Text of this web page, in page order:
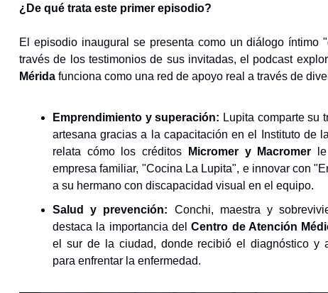
¿De qué trata este primer episodio?
El episodio inaugural se presenta como un diálogo íntimo
través de los testimonios de sus invitadas, el podcast
Mérida funciona como una red de apoyo real a través de
Emprendimiento y superación: Lupita comparte su
artesana gracias a la capacitación en el Instituto de
relata cómo los créditos
Micromer y Macromer
empresa familiar, "Cocina La Lupita", e innovar con
a su hermano con discapacidad visual en el equipo.
Salud y prevención: Conchi, maestra y
destaca la importancia delCentro de Atención
el sur de la ciudad, donde recibió el diagnóstico y
para enfrentar la enfermedad.